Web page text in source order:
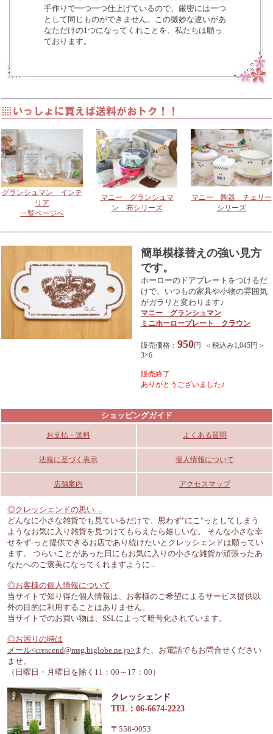
手作りで一つ一つ仕上げているので、厳密には一つ
として同じものができません。この微妙な違いがあ
なただけの1つになってくれことを、私たちは願っ
ております。
グランシュマン インテ
リア
一覧ページへ
マニー グランシュマ
ン 布シリーズ
マニー 陶器 チェリー
シリーズ
簡単模様替えの強い見方
です。
ホーローのドアプレートをつけるだ
けで、いつもの家具や小物の雰囲気
がガラリと変わります♪
マニー グランシュマン
ミニホーロープレート クラウン
販売価格： 950円 ＜税込み1,045円＞
3×6
販売終了
ありがとうございました♪
ショッピングガイド
お支払・送料 よくある質問
法規に基づく表示 個人情報について
店舗案内 アクセスマップ
◎クレッシェンドの思い…
どんなに小さな雑貨でも見ているだけで、思わず"にこ"っとしてしまう
ようなお気に入り雑貨を見つけてもらえたら嬉しいな。 そんな小さな幸
せをず-っと提供できるお店であり続けたいとクレッシェンドは願ってい
ます。 つらいことがあった日にもお気に入りの小さな雑貨が頑張ったあ
なたへのご褒美になってくれますように...
◎お客様の個人情報について
当サイトで知り得た個人情報は、お客様のご希望によるサービス提供以
外の目的に利用することはありません。
当サイトでのお買い物は、SSLによって暗号化されています。
◎お困りの時は
メール<crescend@msg.biglobe.ne.jp> また、お電話でもお問合せください
ませ。
（日曜日・月曜日を除く11：00～17：00）
クレッシェンド
TEL：06-6674-2223
〒558-0053